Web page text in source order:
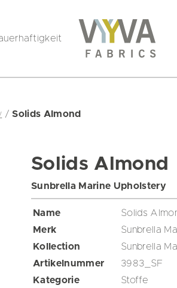
/Solids Almond
Solids Almond
Sunbrella Marine Upholstery
Name
Solids
Merk
Sunbrella
Kollection
Sunbrella
Artikelnummer
3983_SF
Kategorie
Stoffe